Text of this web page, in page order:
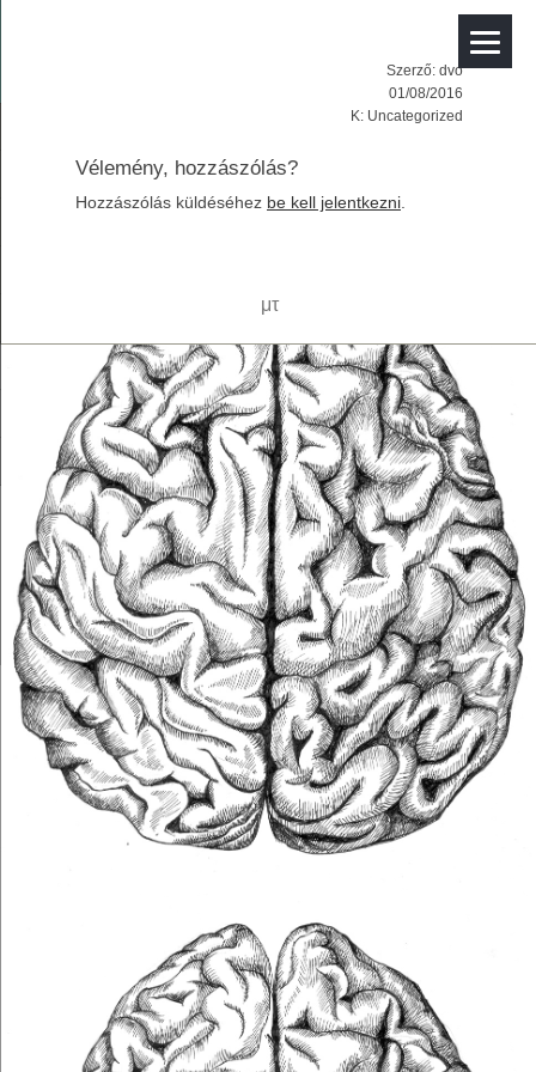
Szerző: dvo
01/08/2016
K: Uncategorized
Vélemény, hozzászólás?
Hozzászólás küldéséhez be kell jelentkezni
μτ